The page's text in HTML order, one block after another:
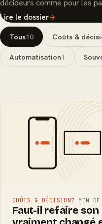
décideurs comme pour les
Lire le dossier→
Tous10 Coûts &
Automatisation1
COÛTS & DÉCISION7 MIN DE
Faut-il refaire son